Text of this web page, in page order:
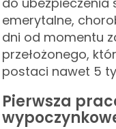
emerytalne,
dni od momentu
przełożonego,
postaci nawet 5
Pierwsza